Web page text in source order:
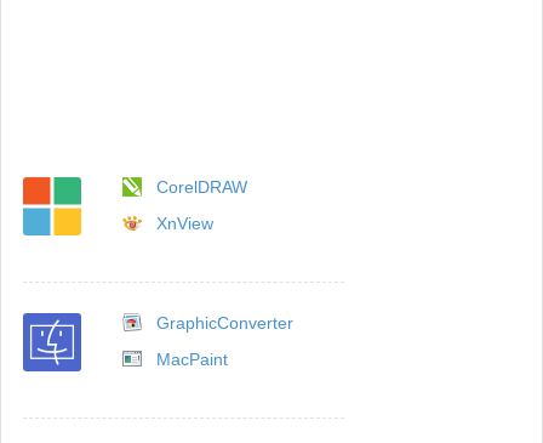
CorelDRAW
XnView
GraphicConverter
MacPaint